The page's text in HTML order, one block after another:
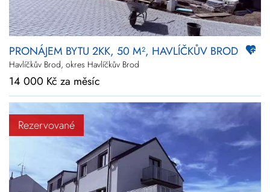
PRONÁJEM BYTU 2KK, 50 M², HAVLÍČKŮV BROD
Havlíčkův Brod, okres Havlíčkův Brod
14 000 Kč za měsíc
Rezervované